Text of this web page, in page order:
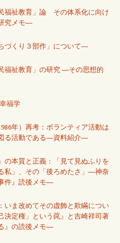
福祉教育」論 その体系化に向け
究メモ―
づくり３部作」について―
祉教育」の研究 ―その思想的
福学
年）再考：ボランティア活動は
る活動である―資料紹介―
の本質と正義：「見て見ぬふりを
私」、その「後ろめたさ」―神奈
件』読後メモ―
いま改めてその虚飾と欺瞞につい
定権」という罠』と吉崎祥司著
』の読後メモ―